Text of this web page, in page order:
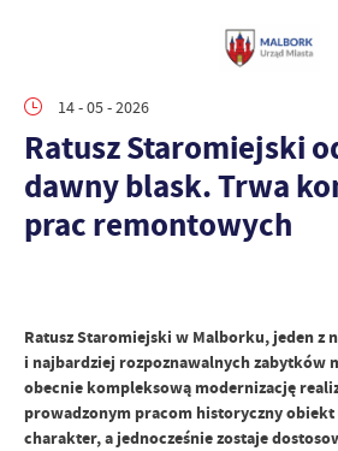
14 - 05 - 2026
Ratusz Staromiejski
dawny blask. Trwa
prac remontowych
Ratusz Staromiejski w Malborku, jeden z
i najbardziej rozpoznawalnych zabytków
obecnie kompleksową modernizację
prowadzonym pracom historyczny
charakter, a jednocześnie zostaje